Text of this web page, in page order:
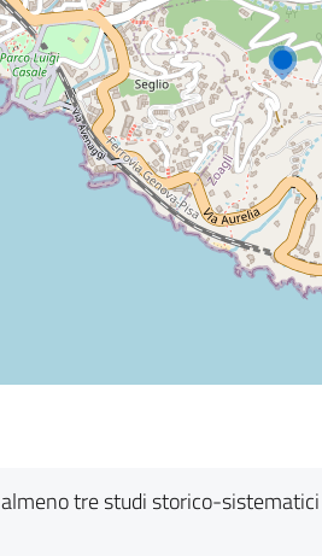
tre studi storico-